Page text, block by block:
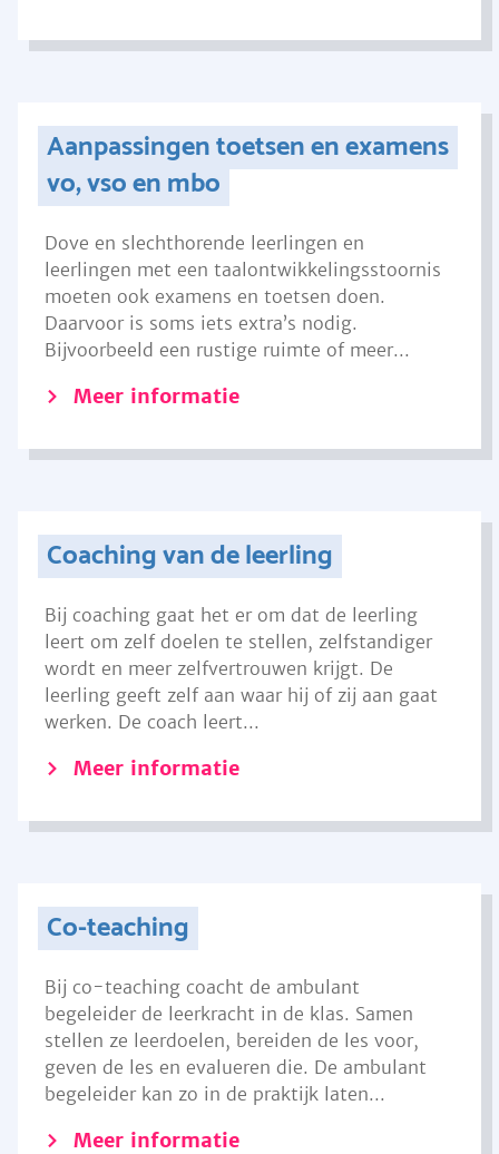
Aanpassingen toetsen en examens
vo, vso en mbo
Dove en slechthorende leerlingen en
leerlingen met een taalontwikkelingsstoornis
moeten ook examens en toetsen doen.
Daarvoor is soms iets extra’s nodig.
Bijvoorbeeld een rustige ruimte of meer...
Meer informatie
Coaching van de leerling
Bij coaching gaat het er om dat de leerling
leert om zelf doelen te stellen, zelfstandiger
wordt en meer zelfvertrouwen krijgt. De
leerling geeft zelf aan waar hij of zij aan gaat
werken. De coach leert...
Meer informatie
Co-teaching
Bij co-teaching coacht de ambulant
begeleider de leerkracht in de klas. Samen
stellen ze leerdoelen, bereiden de les voor,
geven de les en evalueren die. De ambulant
begeleider kan zo in de praktijk laten...
Meer informatie